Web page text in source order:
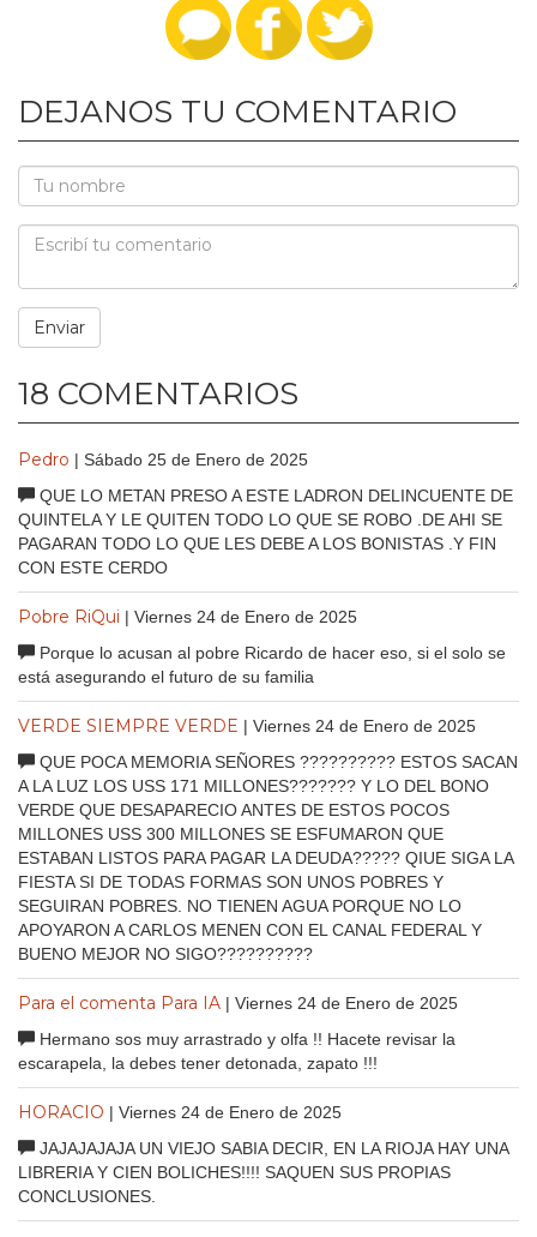
DEJANOS TU COMENTARIO
18 COMENTARIOS
Pedro | Sábado 25 de Enero de 2025
QUE LO METAN PRESO A ESTE LADRON DELINCUENTE DE
QUINTELA Y LE QUITEN TODO LO QUE SE ROBO .DE AHI SE
PAGARAN TODO LO QUE LES DEBE A LOS BONISTAS .Y FIN
CON ESTE CERDO
Pobre RiQui | Viernes 24 de Enero de 2025
Porque lo acusan al pobre Ricardo de hacer eso, si el solo se
está asegurando el futuro de su familia
VERDE SIEMPRE VERDE | Viernes 24 de Enero de 2025
QUE POCA MEMORIA SEÑORES ?????????? ESTOS SACAN
A LA LUZ LOS USS 171 MILLONES??????? Y LO DEL BONO
VERDE QUE DESAPARECIO ANTES DE ESTOS POCOS
MILLONES USS 300 MILLONES SE ESFUMARON QUE
ESTABAN LISTOS PARA PAGAR LA DEUDA????? QIUE SIGA LA
FIESTA SI DE TODAS FORMAS SON UNOS POBRES Y
SEGUIRAN POBRES. NO TIENEN AGUA PORQUE NO LO
APOYARON A CARLOS MENEN CON EL CANAL FEDERAL Y
BUENO MEJOR NO SIGO??????????
Para el comenta Para IA | Viernes 24 de Enero de 2025
Hermano sos muy arrastrado y olfa !! Hacete revisar la
escarapela, la debes tener detonada, zapato !!!
HORACIO | Viernes 24 de Enero de 2025
JAJAJAJAJA UN VIEJO SABIA DECIR, EN LA RIOJA HAY UNA
LIBRERIA Y CIEN BOLICHES!!!! SAQUEN SUS PROPIAS
CONCLUSIONES.